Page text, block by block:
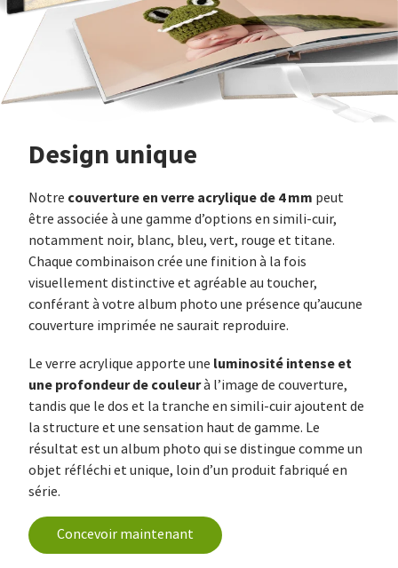
Design unique
Notre couverture en verre acrylique de 4 mm peut
être associée à une gamme d’options en simili-cuir,
notamment noir, blanc, bleu, vert, rouge et titane.
Chaque combinaison crée une finition à la fois
visuellement distinctive et agréable au toucher,
conférant à votre album photo une présence qu’aucune
couverture imprimée ne saurait reproduire.
Le verre acrylique apporte une luminosité intense et
une profondeur de couleurà l’image de couverture,
tandis que le dos et la tranche en simili-cuir ajoutent de
la structure et une sensation haut de gamme. Le
résultat est un album photo qui se distingue comme un
objet réfléchi et unique, loin d’un produit fabriqué en
série.
Concevoir maintenant